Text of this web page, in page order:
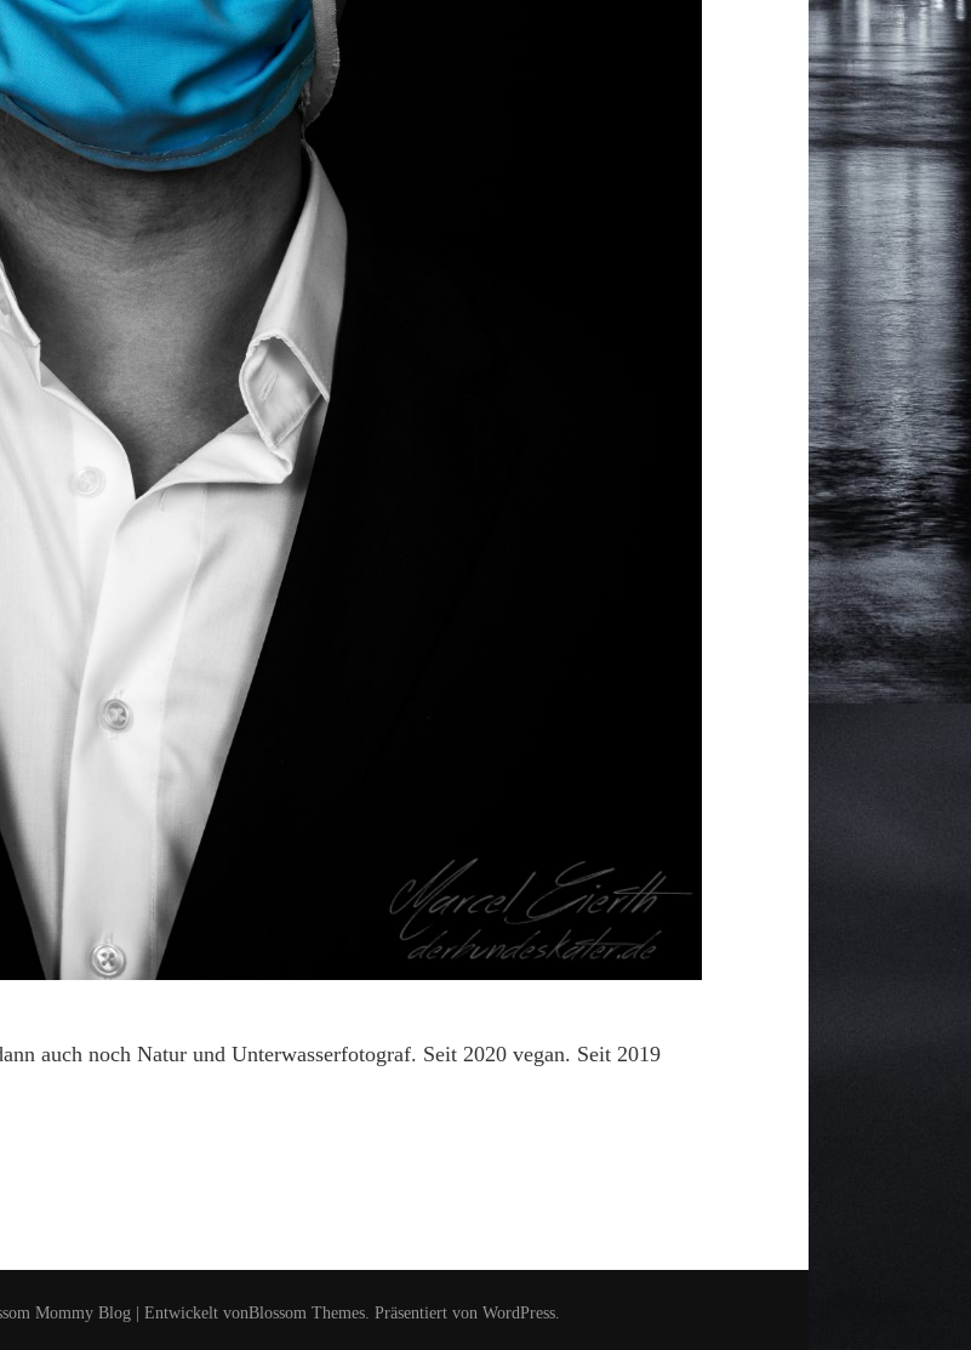
auch noch Natur und Unterwasserfotograf. Seit 2020 vegan. Seit 2019
Mommy Blog | Entwickelt vonBlossom Themes. Präsentiert von WordPress.